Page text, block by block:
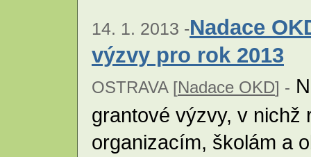
14. 1. 2013 -Nadace
výzvy pro rok 2013
OSTRAVA [Nadace OKD] -
grantové výzvy, v nichž
organizacím, školám a